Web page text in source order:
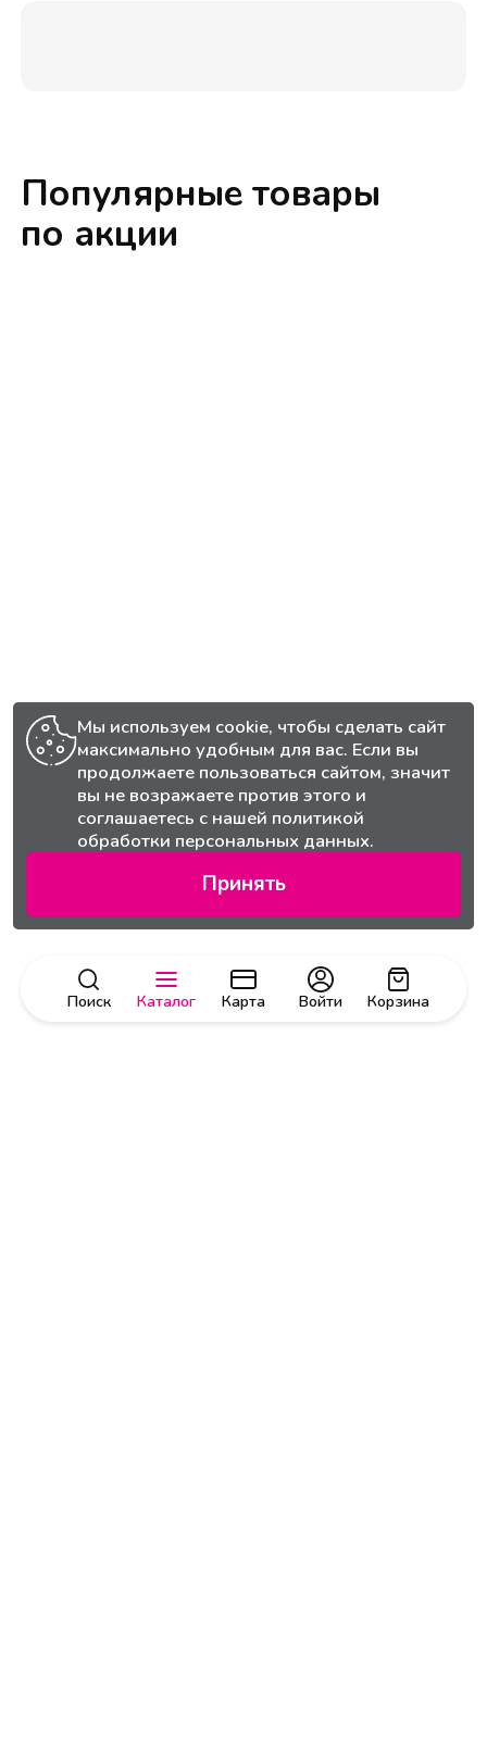
Поиск Каталог Карта Корзина
Войти
Популярные товары
по акции
Мы используем cookie, чтобы сделать сайт
максимально удобным для вас. Если вы
продолжаете пользоваться сайтом, значит
вы не возражаете против этого и
соглашаетесь с нашей политикой
обработки персональных данных.
Принять